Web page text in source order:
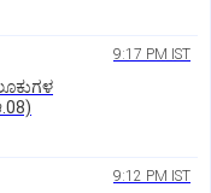
9:17 PM IST
9:12 PM IST